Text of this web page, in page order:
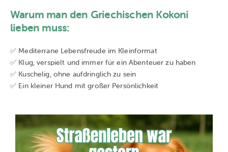
Warum man den Griechischen Kokoni
lieben muss:
✅ Mediterrane Lebensfreude im Kleinformat
✅ Klug, verspielt und immer für ein Abenteuer zu haben
✅ Kuschelig, ohne aufdringlich zu sein
✅ Ein kleiner Hund mit großer Persönlichkeit